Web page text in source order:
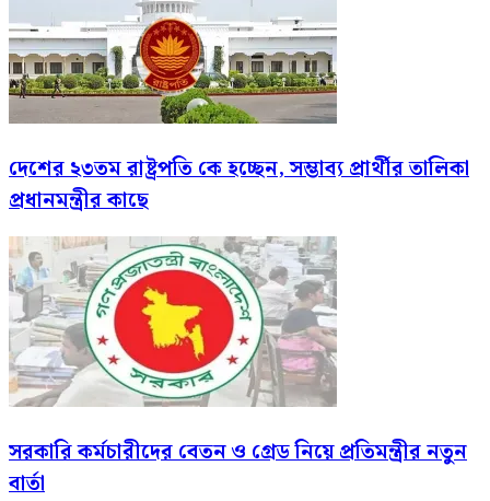
দেশের ২৩তম রাষ্ট্রপতি কে হচ্ছেন, সম্ভাব্য প্রার্থীর তালিকা
প্রধানমন্ত্রীর কাছে
সরকারি কর্মচারীদের বেতন ও গ্রেড নিয়ে প্রতিমন্ত্রীর নতুন
বার্তা